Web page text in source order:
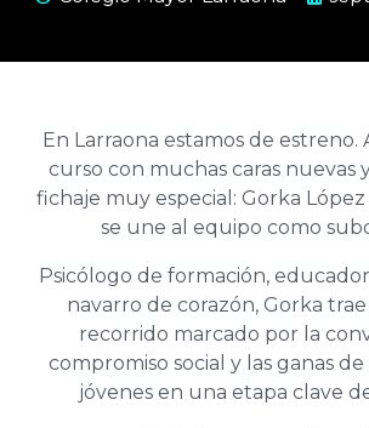
En Larraona estamos de estreno.
curso con muchas caras nuevas
fichaje muy especial: Gorka
se une al equipo como
Psicólogo de formación,
navarro de corazón, Gorka
recorrido marcado por la
compromiso social y las ganas
jóvenes en una etapa clave